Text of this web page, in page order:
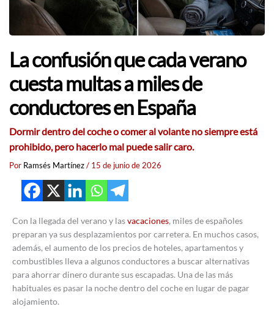
La confusión que cada verano
cuesta multas a miles de
conductores en España
Dormir dentro del coche o comer al volante no siempre está
prohibido, pero hacerlo mal puede salir caro.
Por Ramsés Martínez/ 15 de junio de 2026
Con la llegada del verano y lasvacaciones, miles de españoles
preparan ya sus desplazamientos por carretera. En muchos casos,
además, el aumento de los precios de hoteles, apartamentos y
combustibles lleva a algunos conductores a buscar alternativas
para ahorrar dinero durante sus escapadas. Una de las más
habituales es pasar la noche dentro del coche en lugar de pagar
alojamiento.